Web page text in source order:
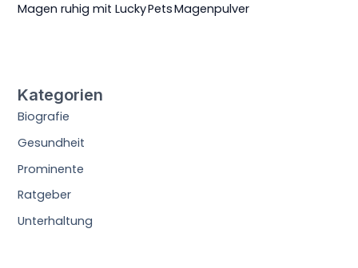
Magen ruhig mit Lucky Pets Magenpulver
Kategorien
Biografie
Gesundheit
Prominente
Ratgeber
Unterhaltung